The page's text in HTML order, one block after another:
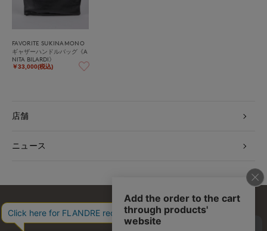
FAVORITE SUKINAMONO
ギャザーハンドルバッグ《A
NITA BILARDI》
￥33,000(税込)
店舗
ニュース